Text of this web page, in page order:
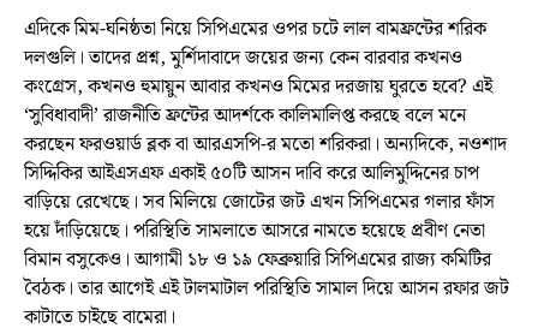
এদিকে মিম-ঘনিষ্ঠতা নিয়ে সিপিএমের ওপর চটে লাল বামফ্রন্টের শরিক
দলগুলি। তাদের প্রশ্ন, মুর্শিদাবাদে জয়ের জন্য কেন বারবার কখনও
কংগ্রেস, কখনও হুমায়ুন আবার কখনও মিমের দরজায় ঘুরতে হবে? এই
‘সুবিধাবাদী’ রাজনীতি ফ্রন্টের আদর্শকে কালিমালিপ্ত করছে বলে মনে
করছেন ফরওয়ার্ড ব্লক বা আরএসপি-র মতো শরিকরা। অন্যদিকে, নওশাদ
সিদ্দিকির আইএসএফ একাই ৫০টি আসন দাবি করে আলিমুদ্দিনের চাপ
বাড়িয়ে রেখেছে। সব মিলিয়ে জোটের জট এখন সিপিএমের গলার ফাঁস
হয়ে দাঁড়িয়েছে। পরিস্থিতি সামলাতে আসরে নামতে হয়েছে প্রবীণ নেতা
বিমান বসুকেও। আগামী ১৮ ও ১৯ ফেব্রুয়ারি সিপিএমের রাজ্য কমিটির
বৈঠক। তার আগেই এই টালমাটাল পরিস্থিতি সামাল দিয়ে আসন রফার জট
কাটাতে চাইছে বামেরা।